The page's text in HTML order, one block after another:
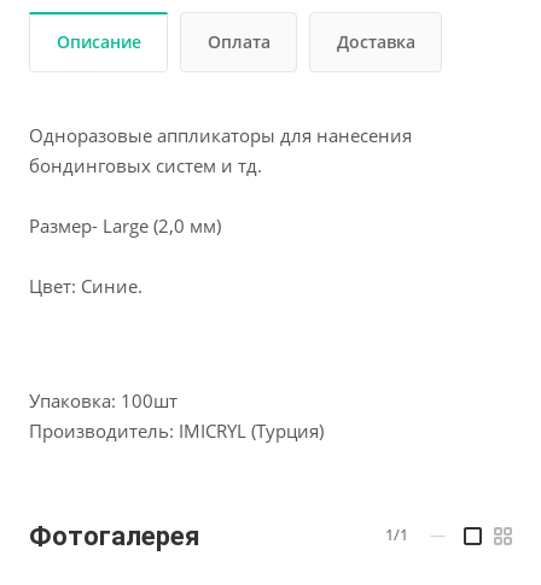
Описание Оплата Доставка
Одноразовые аппликаторы для нанесения
бондинговых систем и тд.
Размер- Large (2,0 мм)
Цвет: Синие.
Упаковка: 100шт
Производитель: IMICRYL (Турция)
Фотогалерея 1/1 —